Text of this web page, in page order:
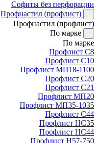
Софиты без перфорации
Профнастил (профлист)
Профнастил (профлист)
По марке
По марке
Профлист С8
Профлист С10
Профлист МП18-1100
Профлист С20
Профлист С21
Профлист МП20
Профлист МП35-1035
Профлист С44
Профлист НС35
Профлист НС44
Профлист Н57-750